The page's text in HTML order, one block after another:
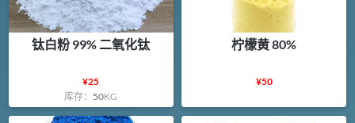
钛白粉 99% 二氧化钛
¥25
库存： 50KG
柠檬黄 80%
¥50